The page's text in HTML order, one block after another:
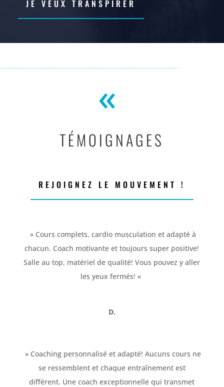
JE VEUX TRANSPIRER
«
TÉMOIGNAGES
REJOIGNEZ LE MOUVEMENT !
» Cours complets, cardio musculation et adapté à
chacun. Coach motivante et toujours super positive!
Salle au top, matériel de qualité! Vous pouvez y aller
les yeux fermés!«
D.
» Coaching personnalisé et adapté! Aucuns cours ne
se ressemblent et chaque entraînement est
différent. Une coach exceptionnelle qui transmet